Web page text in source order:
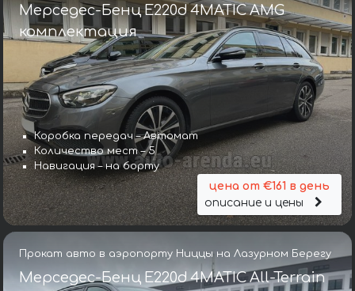
Мерседес-Бенц E220d 4MATIC AMG
комплектация
Коробка передач – Автомат
Количество мест – 5
Навигация – на борту
цена от €161 в день
описание и цены
Прокат авто в аэропорту Ниццы на Лазурном Берегу
Мерседес-Бенц E220d 4MATIC All-Terrain